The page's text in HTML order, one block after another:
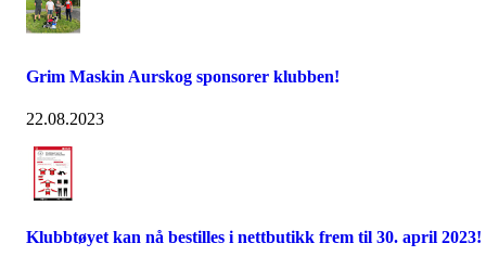
Grim Maskin Aurskog sponsorer klubben!
22.08.2023
Klubbtøyet kan nå bestilles i nettbutikk frem til 30. april 2023!